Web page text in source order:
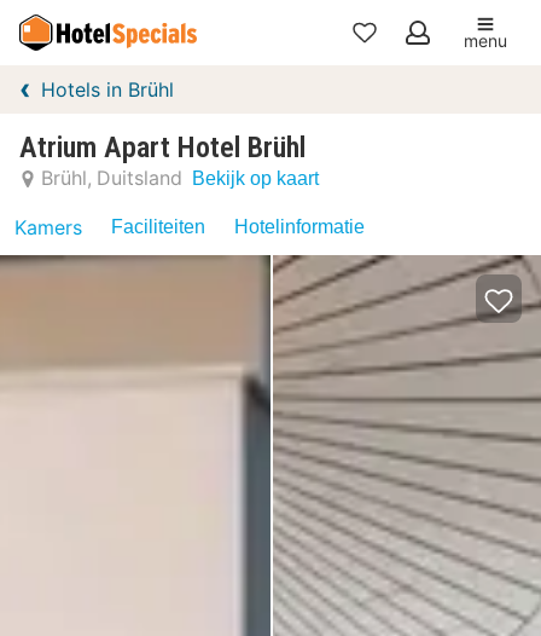
Mijn
menu
Hotels in Brühl
Atrium Apart Hotel Brühl
Brühl Duitsland Bekijk op kaart
Kamers Faciliteiten Hotelinformatie